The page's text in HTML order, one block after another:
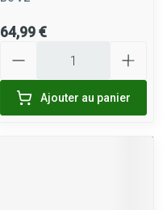
64,99 €
Ajouter au panier